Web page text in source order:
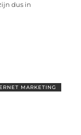
dus in
MARKETING